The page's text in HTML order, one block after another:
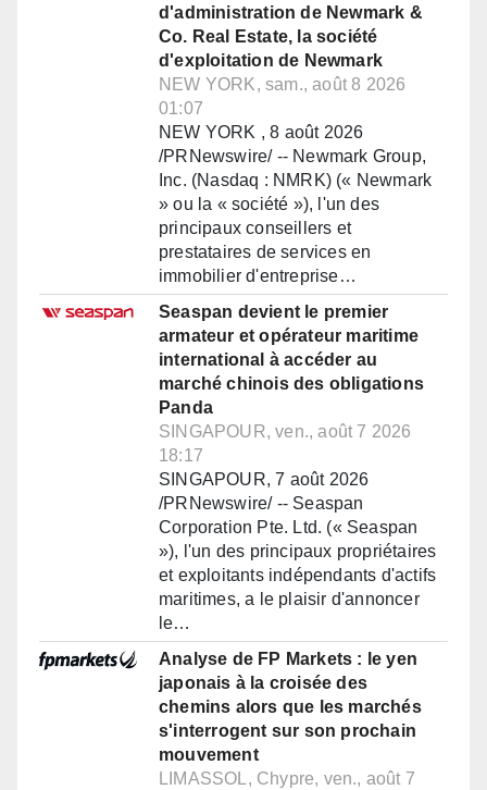
d'administration de Newmark &
Co. Real Estate, la société
d'exploitation de Newmark
NEW YORK, sam., août 8 2026
01:07
NEW YORK , 8 août 2026
/PRNewswire/ -- Newmark Group,
Inc. (Nasdaq : NMRK) (« Newmark
» ou la « société »), l'un des
principaux conseillers et
prestataires de services en
immobilier d'entreprise…
Seaspan devient le premier
armateur et opérateur maritime
international à accéder au
marché chinois des obligations
Panda
SINGAPOUR, ven., août 7 2026
18:17
SINGAPOUR, 7 août 2026
/PRNewswire/ -- Seaspan
Corporation Pte. Ltd. (« Seaspan
»), l'un des principaux propriétaires
et exploitants indépendants d'actifs
maritimes, a le plaisir d'annoncer
le…
Analyse de FP Markets : le yen
japonais à la croisée des
chemins alors que les marchés
s'interrogent sur son prochain
mouvement
LIMASSOL, Chypre, ven., août 7